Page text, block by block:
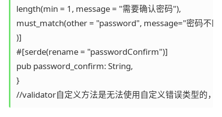
length(min = 1, message = "需要确认密码"),
must_match(other = "password", message="密码不
)]
#[serde(rename = "passwordConfirm")]
pub password_confirm: String,
}
//validator自定义方法是无法使用自定义错误类型的，